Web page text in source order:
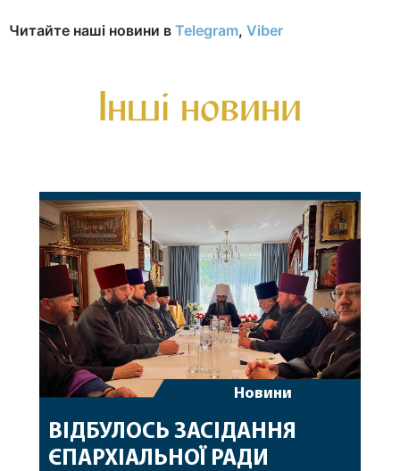
Читайте наші новини в Telegram, Viber
Інші новини
Новини
ВІДБУЛОСЬ ЗАСІДАННЯ
ЄПАРХІАЛЬНОЇ РАДИ